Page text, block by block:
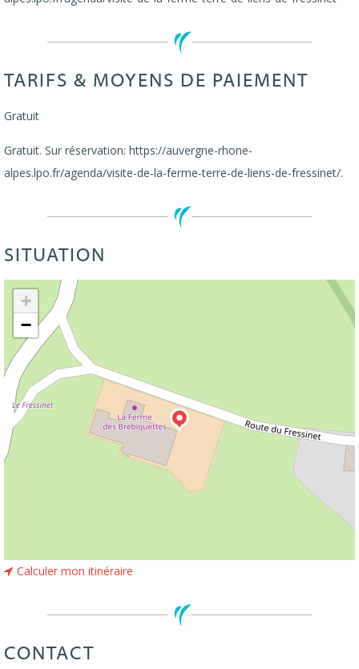
TARIFS & MOYENS DE PAIEMENT
Gratuit
Gratuit. Sur réservation: https://auvergne-rhone-
alpes.lpo.fr/agenda/visite-de-la-ferme-terre-de-liens-de-fressinet/.
SITUATION
+
−
Calculer mon itinéraire
CONTACT